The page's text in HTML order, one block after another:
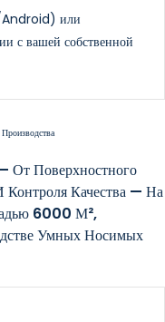
Android) или
с вашей собственной
От Поверхностного
Качества — На
6000 М²,
Умных Носимых